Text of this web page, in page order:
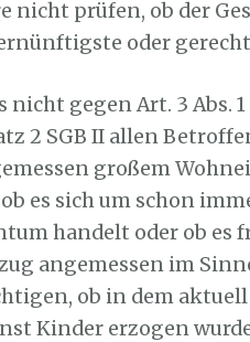
nicht prüfen, ob der
oder
gegen Art. 3 Abs. 1
2 SGB II allen
großem
es sich um schon
handelt oder ob
angemessen im
ob in dem
Kinder erzogen